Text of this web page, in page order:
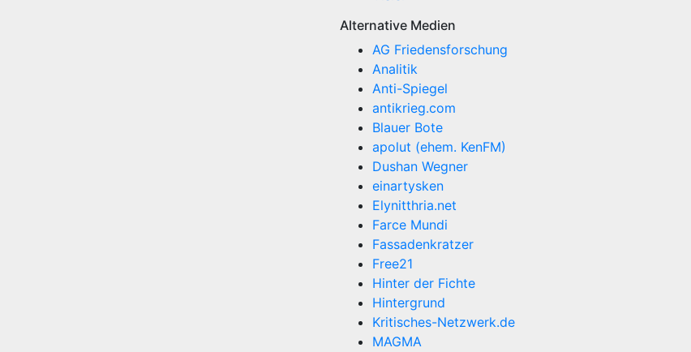
Alternative Medien
AG Friedensforschung
Analitik
Anti-Spiegel
antikrieg.com
Blauer Bote
apolut (ehem. KenFM)
Dushan Wegner
einartysken
Elynitthria.net
Farce Mundi
Fassadenkratzer
Free21
Hinter der Fichte
Hintergrund
Kritisches-Netzwerk.de
MAGMA